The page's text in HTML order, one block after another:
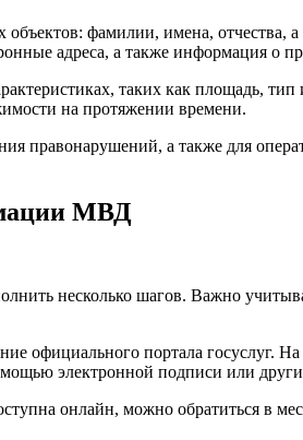
фамилии, имена,
адреса, а также информация о
таких как площадь,
на протяжении времени.
правонарушений, а также для
МВД
несколько шагов. Важно
официального портала госуслуг.
электронной подписи или
онлайн, можно обратиться в